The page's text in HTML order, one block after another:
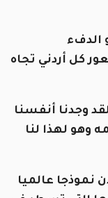
الدفء
كل أردني تجاه
وجدنا أنفسنا
وهو لهذا لنا
عالميا